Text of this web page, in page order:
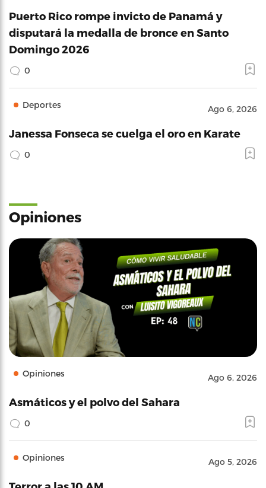
Puerto Rico rompe invicto de Panamá y
disputará la medalla de bronce en Santo
Domingo 2026
0
Deportes Ago 6, 2026
Janessa Fonseca se cuelga el oro en Karate
0
Opiniones
Opiniones Ago 6, 2026
Asmáticos y el polvo del Sahara
0
Opiniones Ago 5, 2026